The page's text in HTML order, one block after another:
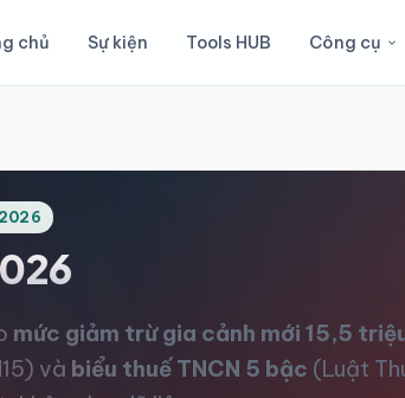
chủ Sự kiện Tools HUB Công cụ
mức giảm trừ gia cảnh mới 15,5
và biểu thuế TNCN 5 bậc (Luật